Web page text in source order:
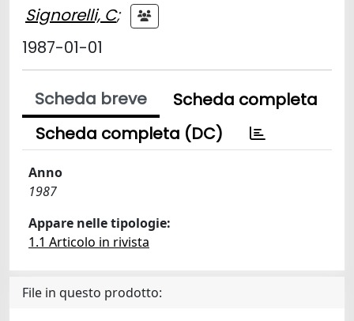
Signorelli, C;
1987-01-01
Scheda breve
Scheda completa
Scheda completa (DC)
Anno
1987
Appare nelle tipologie:
1.1 Articolo in rivista
File in questo prodotto: